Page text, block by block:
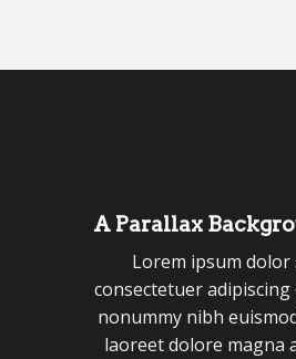
A Parallax
Lorem ipsum dolor
consectetuer adipiscing
nonummy nibh
laoreet dolore magna